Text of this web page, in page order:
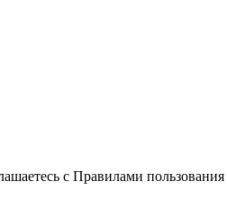
с Правилами